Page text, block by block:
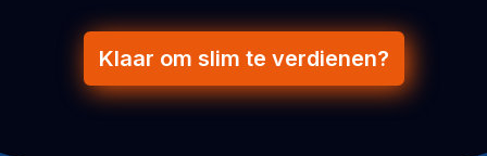
Klaar om slim te verdienen?